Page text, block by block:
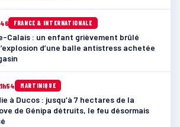
FRANCE & INTERNATIONALE
Calais : un enfant grièvement brûlé
d’une balle antistress achetée
MARTINIQUE
à Ducos : jusqu’à 7 hectares de la
de Génipa détruits, le feu désormais